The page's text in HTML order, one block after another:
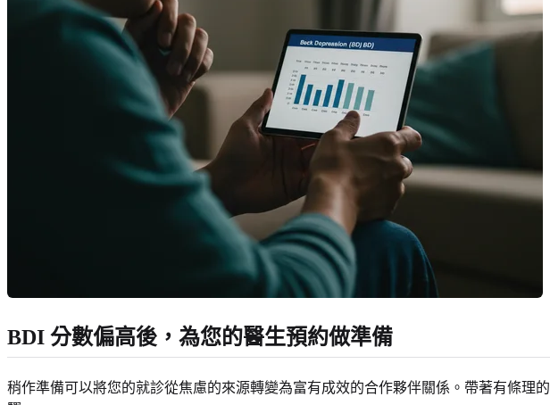
BDI 分數偏高後，為您的醫生預約做準備
稍作準備可以將您的就診從焦慮的來源轉變為富有成效的合作夥伴關係。帶著有條理